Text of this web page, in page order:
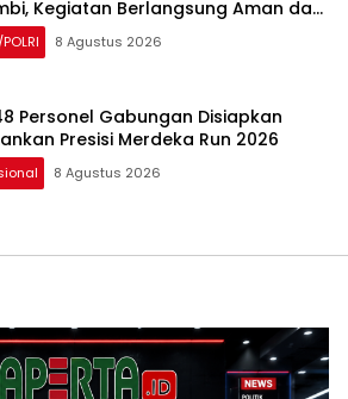
Kegiatan Berlangsung Aman dan
8 Agustus 2026
Personel Gabungan Disiapkan
Presisi Merdeka Run 2026
8 Agustus 2026